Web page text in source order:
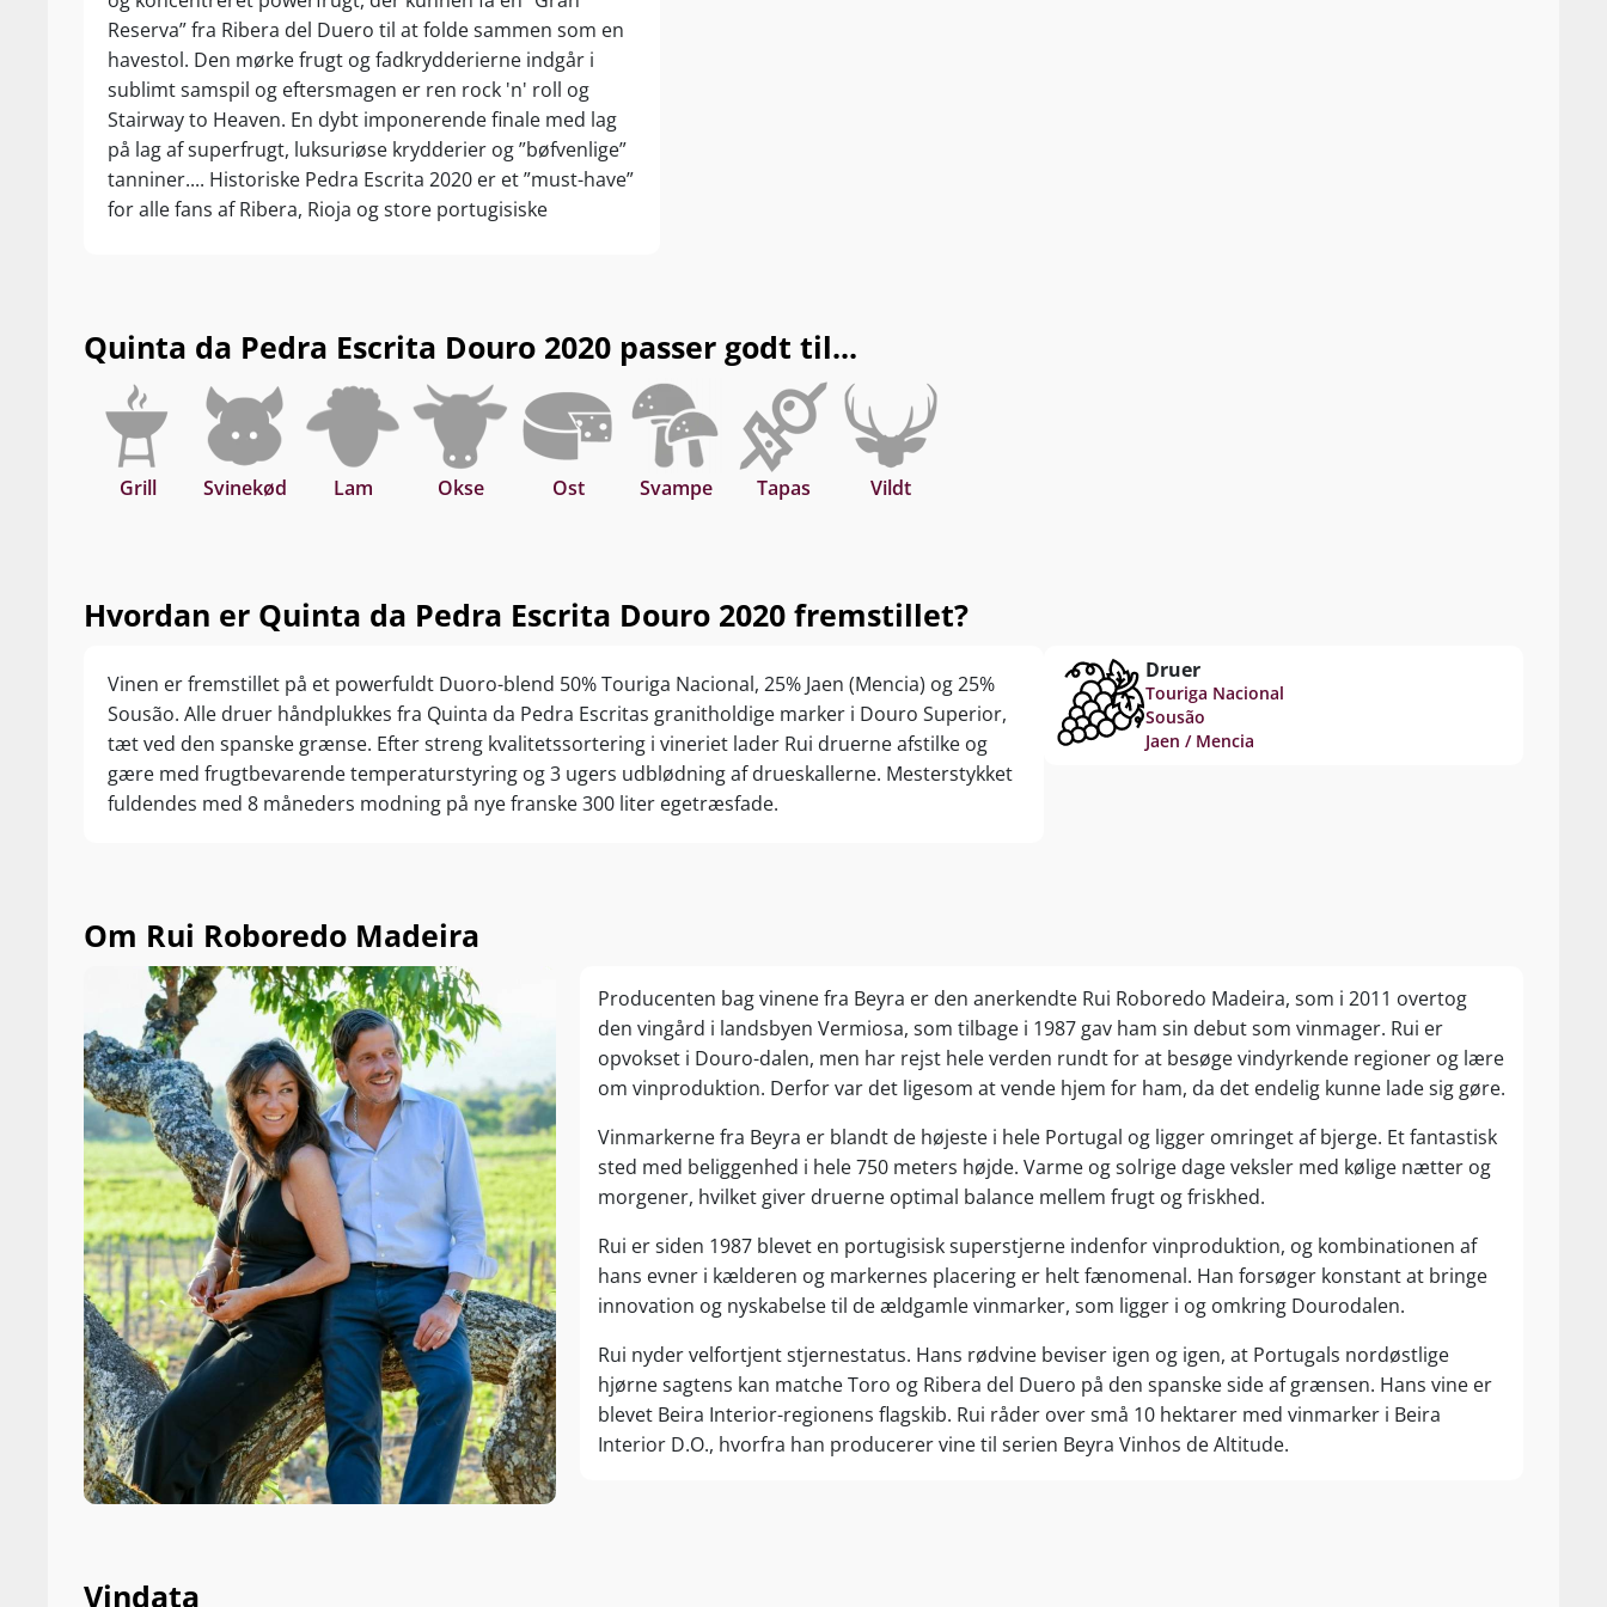
BBQ og lagrede oste. Server ved 16-18°C
Reserva” fra Ribera del Duero til at folde sammen som en
havestol. Den mørke frugt og fadkrydderierne indgår i
sublimt samspil og eftersmagen er ren rock 'n' roll og
Stairway to Heaven. En dybt imponerende finale med lag
på lag af superfrugt, luksuriøse krydderier og ”bøfvenlige”
tanniner.... Historiske Pedra Escrita 2020 er et ”must-have”
for alle fans af Ribera, Rioja og store portugisiske
Quinta da Pedra Escrita Douro 2020 passer godt til...
Grill Svinekød Lam Okse Ost Svampe Tapas Vildt
Hvordan er Quinta da Pedra Escrita Douro 2020 fremstillet?
Vinen er fremstillet på et powerfuldt Duoro-blend 50% Touriga Nacional, 25% Jaen (Mencia) og 25%
Sousão. Alle druer håndplukkes fra Quinta da Pedra Escritas granitholdige marker i Douro Superior,
tæt ved den spanske grænse. Efter streng kvalitetssortering i vineriet lader Rui druerne afstilke og
gære med frugtbevarende temperaturstyring og 3 ugers udblødning af drueskallerne. Mesterstykket
fuldendes med 8 måneders modning på nye franske 300 liter egetræsfade.
Druer
Touriga Nacional
Sousão
Jaen / Mencia
Om Rui Roboredo Madeira
Producenten bag vinene fra Beyra er den anerkendte Rui Roboredo Madeira, som i 2011 overtog
den vingård i landsbyen Vermiosa, som tilbage i 1987 gav ham sin debut som vinmager. Rui er
opvokset i Douro-dalen, men har rejst hele verden rundt for at besøge vindyrkende regioner og lære
om vinproduktion. Derfor var det ligesom at vende hjem for ham, da det endelig kunne lade sig gøre.
Vinmarkerne fra Beyra er blandt de højeste i hele Portugal og ligger omringet af bjerge. Et fantastisk
sted med beliggenhed i hele 750 meters højde. Varme og solrige dage veksler med kølige nætter og
morgener, hvilket giver druerne optimal balance mellem frugt og friskhed.
Rui er siden 1987 blevet en portugisisk superstjerne indenfor vinproduktion, og kombinationen af
hans evner i kælderen og markernes placering er helt fænomenal. Han forsøger konstant at bringe
innovation og nyskabelse til de ældgamle vinmarker, som ligger i og omkring Dourodalen.
Rui nyder velfortjent stjernestatus. Hans rødvine beviser igen og igen, at Portugals nordøstlige
hjørne sagtens kan matche Toro og Ribera del Duero på den spanske side af grænsen. Hans vine er
blevet Beira Interior-regionens flagskib. Rui råder over små 10 hektarer med vinmarker i Beira
Interior D.O., hvorfra han producerer vine til serien Beyra Vinhos de Altitude.
Vindata